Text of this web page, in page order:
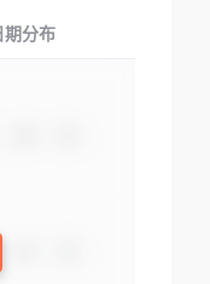
期分布